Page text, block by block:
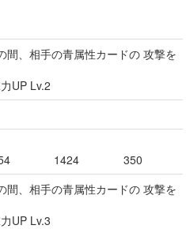
間、相手の青属性カードの 攻撃を
UP Lv.2
1424
350
間、相手の青属性カードの 攻撃を
UP Lv.3